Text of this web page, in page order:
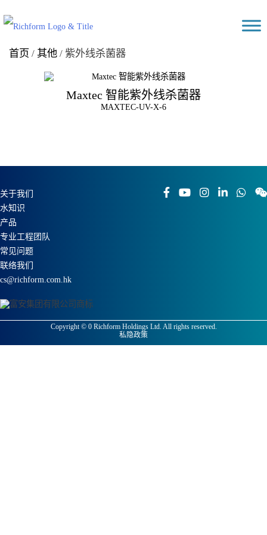
to
content
首页 / 其他 / 紫外线杀菌器
Maxtec 智能紫外线杀菌器
MAXTEC-UV-X-6
关于我们
水知识
产品
专业工程团队
常见问题
联络我们
cs@richform.com.hk
Copyright © 0Richform Holdings Ltd. All rights reserved.
私隐政策